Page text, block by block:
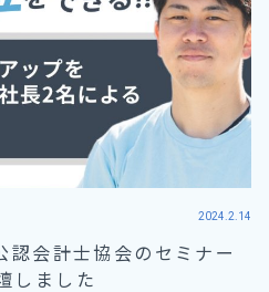
2024.2.14
認会計士協会のセミナー
しました